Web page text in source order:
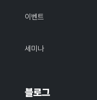
이벤트
세미나
블로그